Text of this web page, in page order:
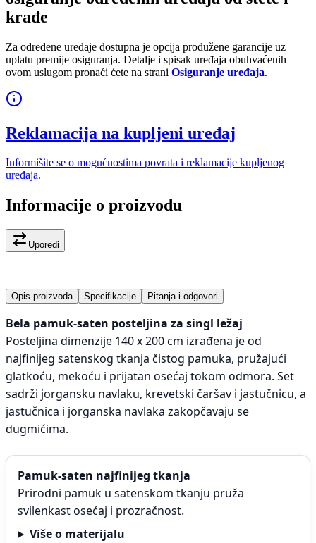
krađe
Za određene uređaje dostupna je opcija produžene garancije uz
uplatu premije osiguranja. Detalje i spisak uređaja obuhvaćenih
ovom uslugom pronaći ćete na strani Osiguranje uređaja.
Reklamacija na kupljeni uređaj
Informišite se o mogućnostima povrata i reklamacije kupljenog
uređaja.
Informacije o proizvodu
Uporedi
Opis proizvoda Specifikacije Pitanja i odgovori
Bela pamuk-saten posteljina za singl ležaj
Posteljina dimenzije 140 x 200 cm izrađena je od
najfinijeg satenskog tkanja čistog pamuka, pružajući
glatkoću, mekoću i prijatan osećaj tokom odmora. Set
sadrži jorgansku navlaku, krevetski čaršav i jastučnicu, a
jastučnica i jorganska navlaka zakopčavaju se
dugmićima.
Pamuk-saten najfinijeg tkanja
Prirodni pamuk u satenskom tkanju pruža
svilenkast osećaj i prozračnost.
Više o materijalu